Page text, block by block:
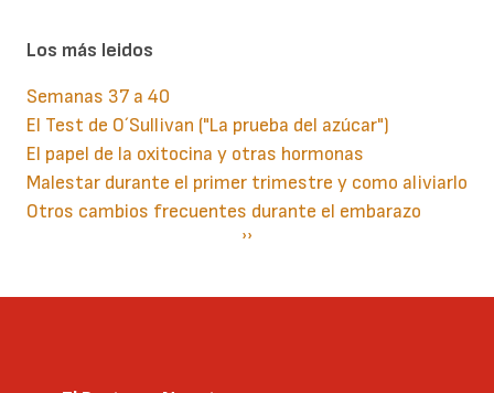
Los más leidos
Semanas 37 a 40
El Test de O´Sullivan ("La prueba del azúcar")
El papel de la oxitocina y otras hormonas
Malestar durante el primer trimestre y como aliviarlo
Otros cambios frecuentes durante el embarazo
Siguiente
››